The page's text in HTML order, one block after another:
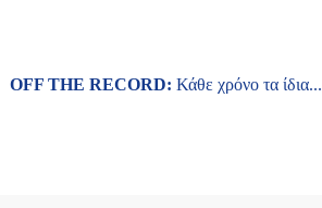
OFF THE RECORD: Κάθε χρόνο τα ίδια...